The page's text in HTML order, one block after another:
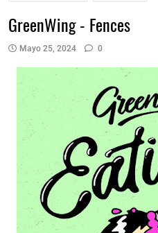
GreenWing - Fences
Mayo 25, 2024 0